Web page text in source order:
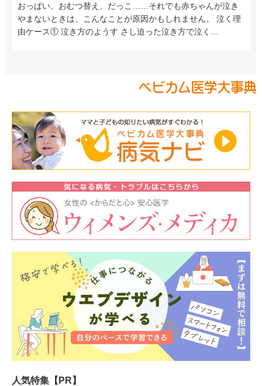
おっぱい、おむつ替え、だっこ……それでも赤ちゃんが泣き
やまないときは、こんなことが原因かもしれません。 泣く理
由ケース① 泣き方のようす さし迫った泣き方で泣く…
人気特集【PR】